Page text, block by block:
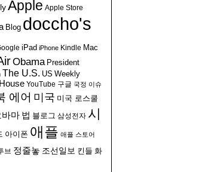
Apple Apple Store
Blog doccho's
iPad iPhone Kindle Mac
Obama President
The U.S. US Weekly
YouTube 구글 국정 이슈
에어 미국 미국 로스쿨
바마 법 블로그 삼성전자 시
아이폰 애플 애플 스토어
브 정줄놓 조선일보 킨들 화